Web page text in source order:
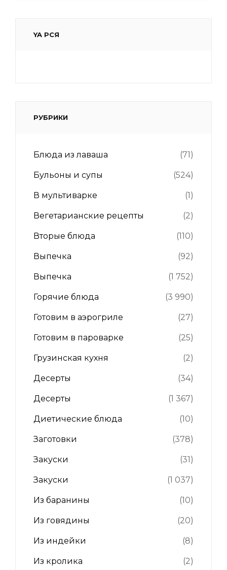
YA РСЯ
РУБРИКИ
Блюда из лаваша (71)
Бульоны и супы (524)
В мультиварке (1)
Вегетарианские рецепты (2)
Вторые блюда (110)
Выпечка (92)
Выпечка (1 752)
Горячие блюда (3 990)
Готовим в аэрогриле (27)
Готовим в пароварке (25)
Грузинская кухня (2)
Десерты (34)
Десерты (1 367)
Диетические блюда (10)
Заготовки (378)
Закуски (31)
Закуски (1 037)
Из баранины (10)
Из говядины (20)
Из индейки (8)
Из кролика (2)